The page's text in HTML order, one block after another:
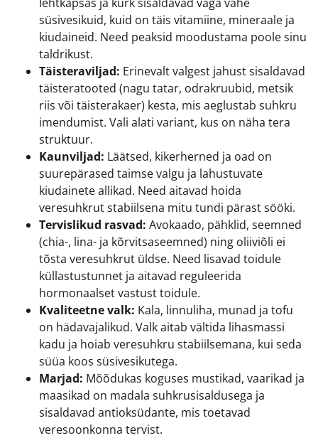
süsivesikuid, kuid on täis vitamiine, mineraale ja
kiudaineid. Need peaksid moodustama poole sinu
taldrikust.
Täisteraviljad: Erinevalt valgest jahust sisaldavad
täisteratooted (nagu tatar, odrakruubid, metsik
riis või täisterakaer) kesta, mis aeglustab suhkru
imendumist. Vali alati variant, kus on näha tera
struktuur.
Kaunviljad: Läätsed, kikerherned ja oad on
suurepärased taimse valgu ja lahustuvate
kiudainete allikad. Need aitavad hoida
veresuhkrut stabiilsena mitu tundi pärast sööki.
Tervislikud rasvad: Avokaado, pähklid, seemned
(chia-, lina- ja kõrvitsaseemned) ning oliiviõli ei
tõsta veresuhkrut üldse. Need lisavad toidule
küllastustunnet ja aitavad reguleerida
hormonaalset vastust toidule.
Kvaliteetne valk: Kala, linnuliha, munad ja tofu
on hädavajalikud. Valk aitab vältida lihasmassi
kadu ja hoiab veresuhkru stabiilsemana, kui seda
süüa koos süsivesikutega.
Marjad: Mõõdukas koguses mustikad, vaarikad ja
maasikad on madala suhkrusisaldusega ja
sisaldavad antioksüdante, mis toetavad
veresoonkonna tervist.